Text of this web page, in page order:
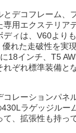
デコフレーム、
用エクステリア
ディは、V60より
れた走破性を実
18インチ、T5
ぞれ標準装備と
レーションパネ
ラゲッジルー
、拡張性も持っ